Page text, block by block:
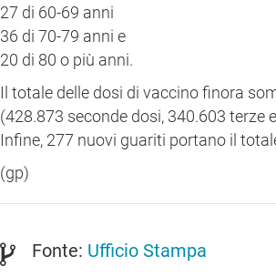
27 di 60-69 anni
36 di 70-79 anni e
20 di 80 o più anni.
Il totale delle dosi di vaccino finora
(428.873 seconde dosi, 340.603 terze
Infine, 277 nuovi guariti portano il
(gp)
Fonte: Ufficio Stampa